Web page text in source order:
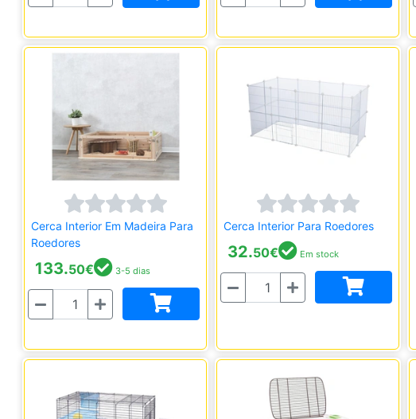
Cerca Interior Em Madeira Para
Roedores
133.50€ 3-5 dias
Quantidade
Cerca Interior Para Roedores
32.50€ Em stock
Quantidade